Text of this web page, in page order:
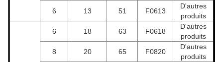
6 13 51 F0613
D'autres
produits
6 18 63 F0618
D'autres
produits
8
20 65 F0820
D'autres
produits